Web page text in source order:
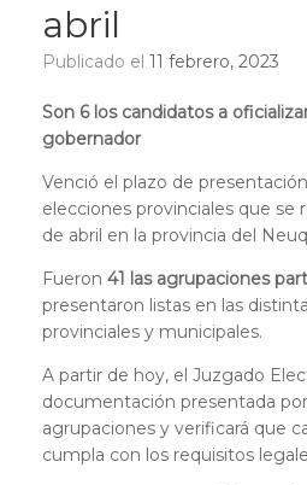
abril
Publicado el 11 febrero, 2023
Son 6 los candidatos a
gobernador
Venció el plazo de
elecciones provinciales que se
de abril en la provincia del
Fueron 41 las agrupaciones
presentaron listas en las
provinciales y municipales.
A partir de hoy, el Juzgado
documentación presentada
agrupaciones y verificará que
cumpla con los requisitos